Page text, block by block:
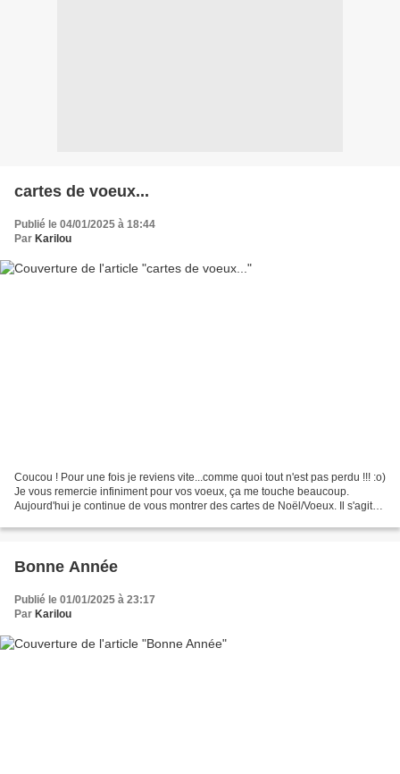
cartes de voeux...
Publié le 04/01/2025 à 18:44
Par Karilou
Coucou ! Pour une fois je reviens vite...comme quoi tout n'est pas perdu !!! :o)
Je vous remercie infiniment pour vos voeux, ça me touche beaucoup.
Aujourd'hui je continue de vous montrer des cartes de Noël/Voeux. Il s'agit
Bonne Année
Publié le 01/01/2025 à 23:17
Par Karilou